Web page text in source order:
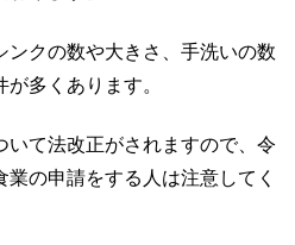
ンクの数や大きさ、手洗いの数
多くあります。
いて法改正がされますので、令
の申請をする人は注意してく